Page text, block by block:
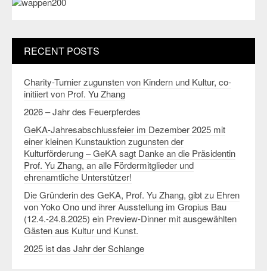
RECENT POSTS
Charity-Turnier zugunsten von Kindern und Kultur, co-
initiiert von Prof. Yu Zhang
2026 – Jahr des Feuerpferdes
GeKA-Jahresabschlussfeier im Dezember 2025 mit
einer kleinen Kunstauktion zugunsten der
Kulturförderung – GeKA sagt Danke an die Präsidentin
Prof. Yu Zhang, an alle Fördermitglieder und
ehrenamtliche Unterstützer!
Die Gründerin des GeKA, Prof. Yu Zhang, gibt zu Ehren
von Yoko Ono und ihrer Ausstellung im Gropius Bau
(12.4.-24.8.2025) ein Preview-Dinner mit ausgewählten
Gästen aus Kultur und Kunst.
2025 ist das Jahr der Schlange